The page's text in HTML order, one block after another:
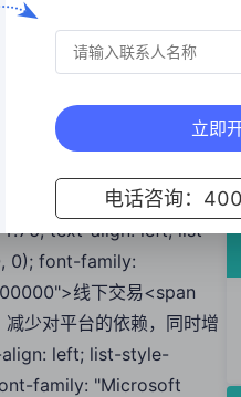
inside; word-break:
list-style-type:
：保留所有交易和沟
font></li><li style="line-
color:
size="3"
记录、评价等信息进行筛
1.75; text-align: left; list-
0); font-family:
线下交易<span
少对平台的依赖，同时增
left; list-style-
family: "Microsoft
立即
电话咨询：